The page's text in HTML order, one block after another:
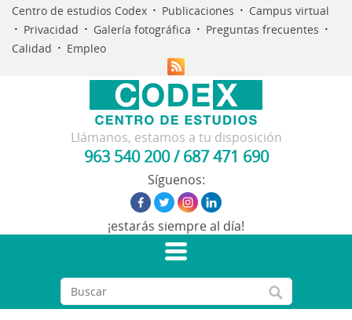
Centro de estudios Codex · Publicaciones · Campus virtual
· Privacidad · Galería fotográfica · Preguntas frecuentes ·
Calidad · Empleo
Llámanos, estamos a tu disposición
963 540 200/687 471 690
Síguenos:
¡estarás siempre al día!